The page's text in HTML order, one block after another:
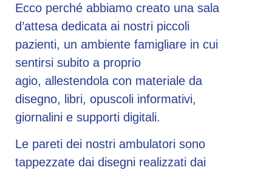
Ecco perché abbiamo creato una sala
d’attesa dedicata ai nostri piccoli
pazienti, un ambiente famigliare in cui
sentirsi subito a proprio
agio, allestendola con materiale da
disegno, libri, opuscoli informativi,
giornalini e supporti digitali.
Le pareti dei nostri ambulatori sono
tappezzate dai disegni realizzati dai